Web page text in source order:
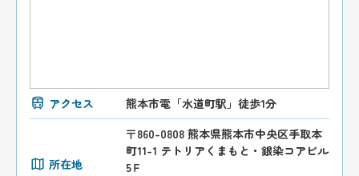
アクセス 熊本市電「水道町駅」徒歩1分
所在地
〒860-0808 熊本県熊本市中央区手取本
町11-1 テトリアくまもと・銀染コアビル
5Ｆ